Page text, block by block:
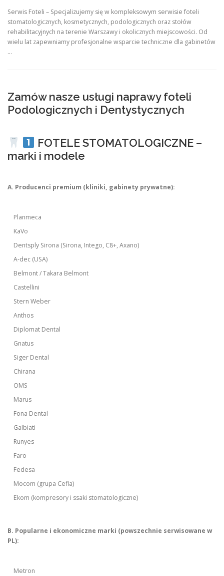
Serwis Foteli – Specjalizujemy się w kompleksowym serwisie foteli
stomatologicznych, kosmetycznych, podologicznych oraz stołów
rehabilitacyjnych na terenie Warszawy i okolicznych miejscowości. Od
wielu lat zapewniamy profesjonalne wsparcie techniczne dla gabinetów
…
Zamów nasze usługi naprawy foteli
Podologicznych i Dentystycznych
FOTELE STOMATOLOGICZNE –
marki i modele
A. Producenci premium (kliniki, gabinety prywatne):
Planmeca
KaVo
Dentsply Sirona (Sirona, Intego, C8+, Axano)
A-dec (USA)
Belmont / Takara Belmont
Castellini
Stern Weber
Anthos
Diplomat Dental
Gnatus
Siger Dental
Chirana
OMS
Marus
Fona Dental
Galbiati
Runyes
Faro
Fedesa
Mocom (grupa Cefla)
Ekom (kompresory i ssaki stomatologiczne)
B. Popularne i ekonomiczne marki (powszechnie serwisowane w
PL):
Metron